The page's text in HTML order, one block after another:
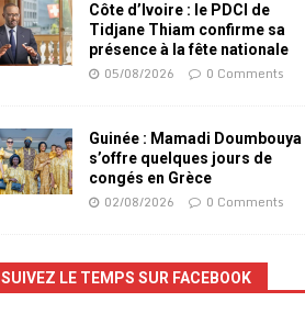
Côte d’Ivoire : le PDCI de
Tidjane Thiam confirme sa
présence à la fête nationale
05/08/2026 0 Comments
Guinée : Mamadi Doumbouya
s’offre quelques jours de
congés en Grèce
02/08/2026 0 Comments
SUIVEZ LE TEMPS SUR FACEBOOK